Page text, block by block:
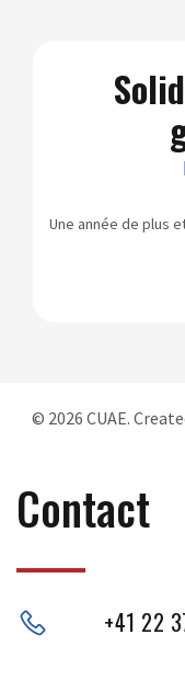
Une année de plus
© 2026 CUAE.
Contact
+41 22